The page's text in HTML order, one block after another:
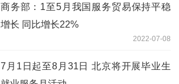
商务部：1至5月我国服务贸易保持平稳
增长 同比增长22%
2022-07-08
7月1日起至8月31日 北京将开展毕业生